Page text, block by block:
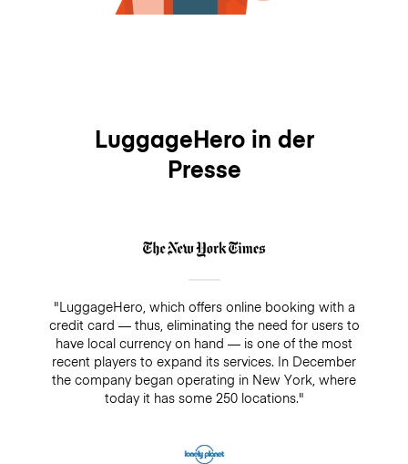
LuggageHero in der
Presse
"LuggageHero, which offers online booking with a
credit card — thus, eliminating the need for users to
have local currency on hand — is one of the most
recent players to expand its services. In December
the company began operating in New York, where
today it has some 250 locations."